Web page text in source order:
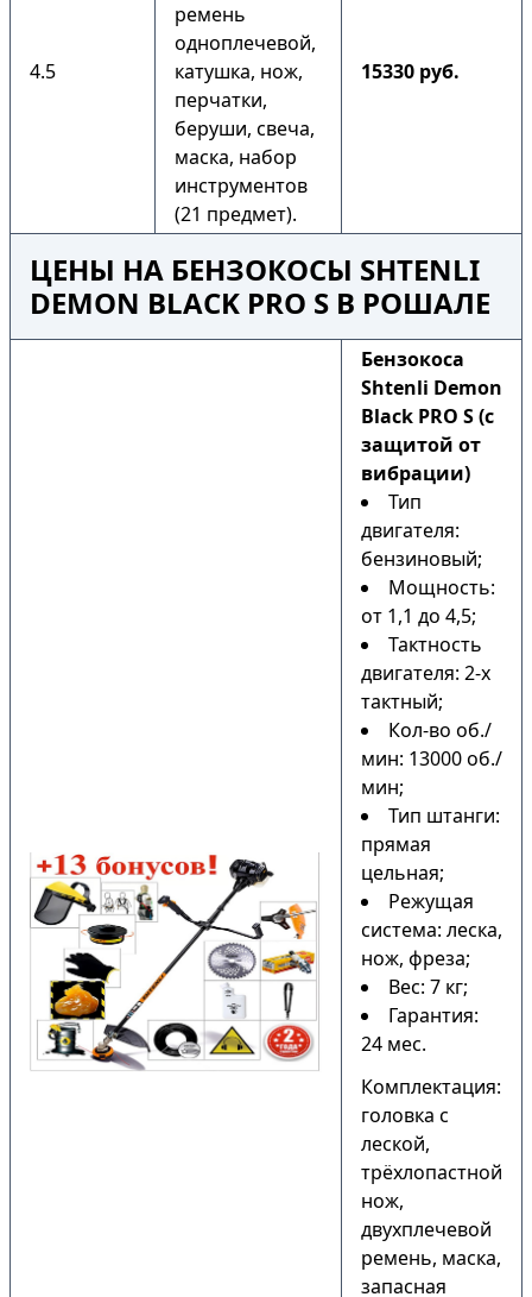
4.5
ремень
одноплечевой,
катушка, нож,
перчатки,
беруши, свеча,
маска, набор
инструментов
(21 предмет).
15330 руб.
ЦЕНЫ НА БЕНЗОКОСЫ SHTENLI
DEMON BLACK PRO S В РОШАЛЕ
Бензокоса
Shtenli Demon
Black PRO S (с
защитой от
вибрации)
Тип
двигателя:
бензиновый;
Мощность:
от 1,1 до 4,5;
Тактность
двигателя: 2-х
тактный;
Кол-во об./
мин: 13000 об./
мин;
Тип штанги:
прямая
цельная;
Режущая
система: леска,
нож, фреза;
Вес: 7 кг;
Гарантия:
24 мес.
Комплектация:
головка с
леской,
трёхлопастной
нож,
двухплечевой
ремень, маска,
запасная